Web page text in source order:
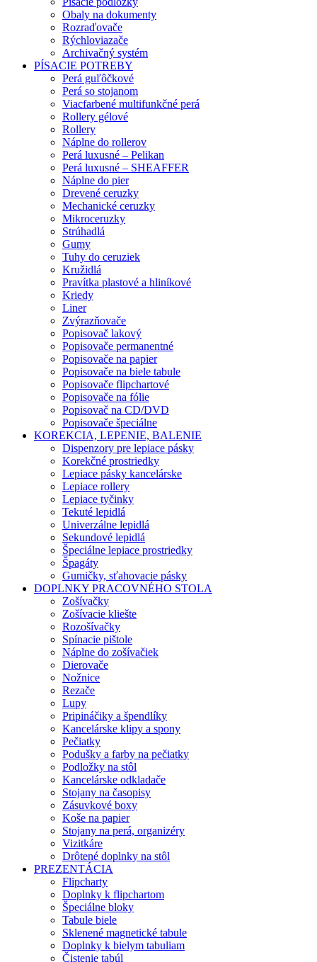
Obaly na dokumenty
Rozraďovače
Rýchloviazače
Archivačný systém
PÍSACIE POTREBY
Perá guľôčkové
Perá so stojanom
Viacfarbené multifunkčné perá
Rollery gélové
Rollery
Náplne do rollerov
Perá luxusné – Pelikan
Perá luxusné – SHEAFFER
Náplne do pier
Drevené ceruzky
Mechanické ceruzky
Mikroceruzky
Strúhadlá
Gumy
Tuhy do ceruziek
Kružidlá
Pravítka plastové a hliníkové
Kriedy
Liner
Zvýrazňovače
Popisovač lakový
Popisovače permanentné
Popisovače na papier
Popisovače na biele tabule
Popisovače flipchartové
Popisovače na fólie
Popisovač na CD/DVD
Popisovače špeciálne
KOREKCIA, LEPENIE, BALENIE
Dispenzory pre lepiace pásky
Korekčné prostriedky
Lepiace pásky kancelárske
Lepiace rollery
Lepiace tyčinky
Tekuté lepidlá
Univerzálne lepidlá
Sekundové lepidlá
Špeciálne lepiace prostriedky
Špagáty
Gumičky, sťahovacie pásky
DOPLNKY PRACOVNÉHO STOLA
Zošívačky
Zošívacie kliešte
Rozošívačky
Spínacie pištole
Náplne do zošívačiek
Dierovače
Nožnice
Rezače
Lupy
Pripináčiky a špendlíky
Kancelárske klipy a spony
Pečiatky
Podušky a farby na pečiatky
Podložky na stôl
Kancelárske odkladače
Stojany na časopisy
Zásuvkové boxy
Koše na papier
Stojany na perá, organizéry
Vizitkáre
Drôtené doplnky na stôl
PREZENTÁCIA
Flipcharty
Doplnky k flipchartom
Špeciálne bloky
Tabule biele
Sklenené magnetické tabule
Doplnky k bielym tabuliam
Čistenie tabúl